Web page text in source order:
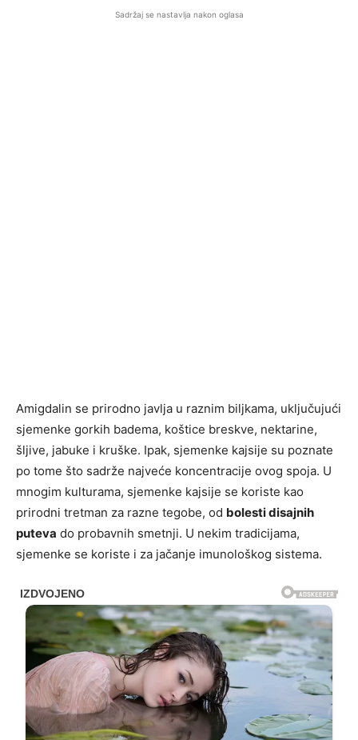
Sadržaj se nastavlja nakon oglasa
Amigdalin se prirodno javlja u raznim biljkama, uključujući
sjemenke gorkih badema, koštice breskve, nektarine,
šljive, jabuke i kruške. Ipak, sjemenke kajsije su poznate
po tome što sadrže najveće koncentracije ovog spoja. U
mnogim kulturama, sjemenke kajsije se koriste kao
prirodni tretman za razne tegobe, od bolesti disajnih
puteva do probavnih smetnji. U nekim tradicijama,
sjemenke se koriste i za jačanje imunološkog sistema.